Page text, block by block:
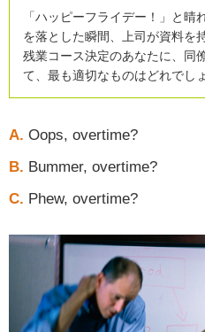
「ハッピーフライデー！」と
を落とした瞬間、上司が資料を
残業コース決定のあなたに、同
て、最も適切なものはどれでし
A. Oops, overtime?
B. Bummer, overtime?
C. Phew, overtime?